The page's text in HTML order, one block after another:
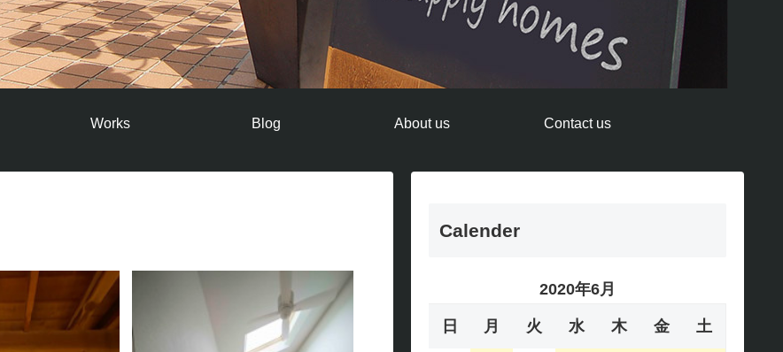
Works Blog About us Contact us
Calender
2020年6月
日 月 火 水 木 金 土